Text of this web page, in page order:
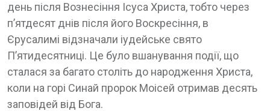
день після Вознесіння Ісуса Христа, тобто через
п’ятдесят днів після його Воскресіння, в
Єрусалимі відзначали іудейське свято
П’ятидесятниці. Це було вшанування події, що
сталася за багато століть до народження Христа,
коли на горі Синай пророк Моісей отримав десять
заповідей від Бога.